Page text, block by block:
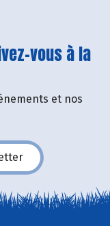
vous à la
et nos